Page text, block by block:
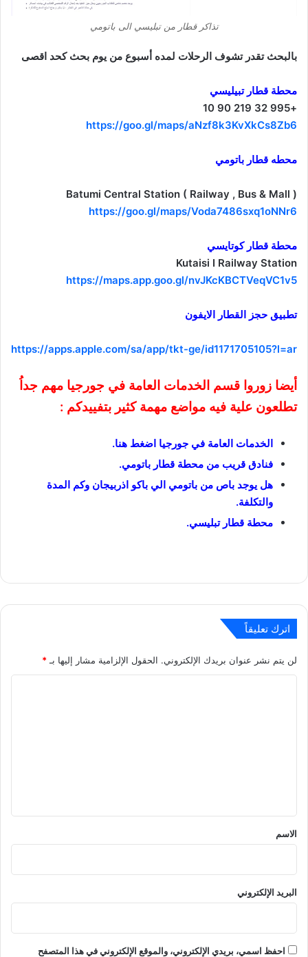
تذاكر قطار من تبليسي الى باتومي
بالبحث تقدر تشوف الرحلات لمده أسبوع من يوم بحث كحد اقصى
محطة قطار تبيليسي
+995 32 219 90 10
https://goo.gl/maps/aNzf8k3KvXkCs8Zb6
محطه قطار باتومي
Batumi Central Station ( Railway , Bus & Mall )
https://goo.gl/maps/Voda7486sxq1oNNr6
محطة قطار كوتايسي
Kutaisi I Railway Station
https://maps.app.goo.gl/nvJKcKBCTVeqVC1v5
تطبيق حجز القطار الايفون
https://apps.apple.com/sa/app/tkt-ge/id1171705105?l=ar
أيضا زوروا قسم الخدمات العامة في جورجيا مهم جداُ
تطلعون علية فيه مواضع مهمة كثير بتفييدكم :
الخدمات العامة في جورجيا اضغط هنا.
فنادق قريب من محطة قطار باتومي.
هل يوجد باص من باتومي الي باكو اذربيجان وكم المدة
والتكلفة.
محطة قطار تبليسي.
اترك تعليقاً
لن يتم نشر عنوان بريدك الإلكتروني. الحقول الإلزامية مشار إليها بـ *
*
الاسم
البريد الإلكتروني
احفظ اسمي، بريدي الإلكتروني، والموقع الإلكتروني في هذا المتصفح